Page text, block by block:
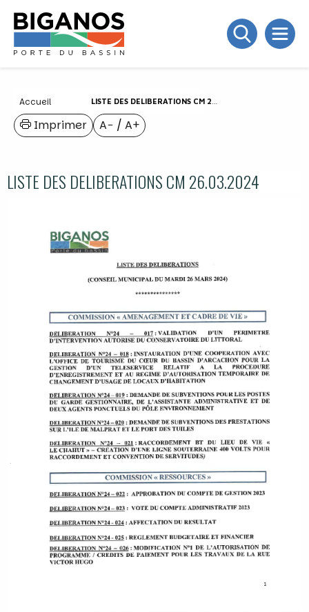
Accueil LISTE DES DELIBERATIONS CM 26.03.2024
A− / A+
Imprimer
LISTE DES DELIBERATIONS CM 26.03.2024